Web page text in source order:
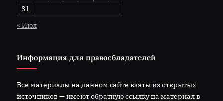
31
« Июл
Информация для правообладателей
Все материалы на данном сайте взяты из открытых
источников — имеют обратную ссылку на материал в